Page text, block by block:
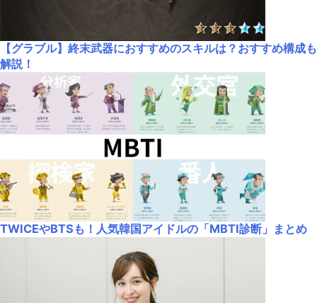
【グラブル】終末武器におすすめのスキルは？おすすめ構成も
解説！
TWICEやBTSも！人気韓国アイドルの「MBTI診断」まとめ